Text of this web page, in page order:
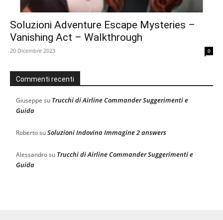
Soluzioni Adventure Escape Mysteries –
Vanishing Act – Walkthrough
20 Dicembre 2023 0
Commenti recenti
Giuseppe su Trucchi di Airline Commander Suggerimenti e
Guida
RobertosuSoluzioni Indovina Immagine 2 answers
Alessandrosu Trucchi di Airline Commander Suggerimenti e
Guida